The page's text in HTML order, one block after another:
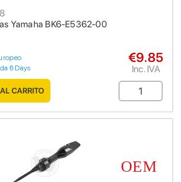
Yamaha BK6-E5362-00
6 Days
€9.85
Inc. IVA
CARRITO